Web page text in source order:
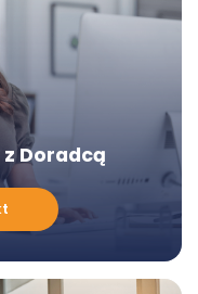
Doradcą